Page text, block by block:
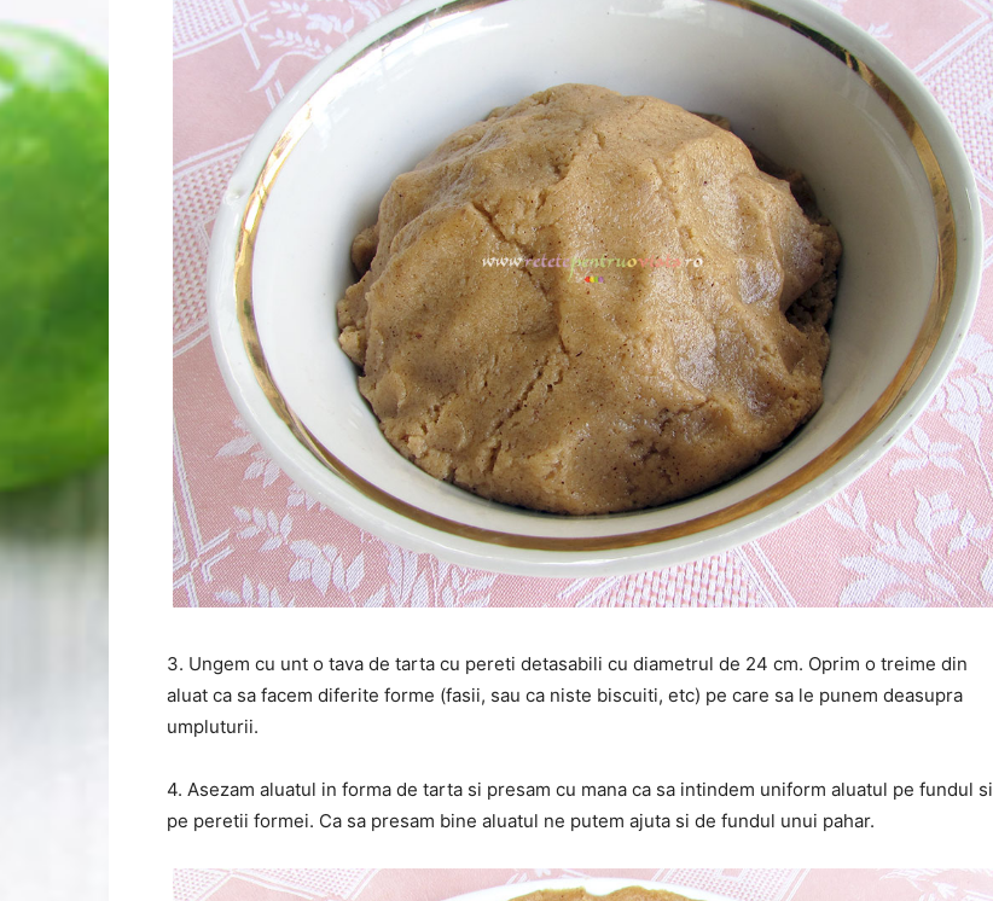
3. Ungem cu unt o tava de tarta cu pereti detasabili cu diametrul de 24 cm. Oprim o treime din
aluat ca sa facem diferite forme (fasii, sau ca niste biscuiti, etc) pe care sa le punem deasupra
umpluturii.
4. Asezam aluatul in forma de tarta si presam cu mana ca sa intindem uniform aluatul pe fundul si
pe peretii formei. Ca sa presam bine aluatul ne putem ajuta si de fundul unui pahar.